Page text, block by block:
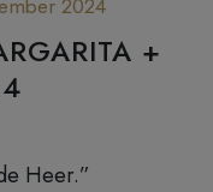
+
Heer.”